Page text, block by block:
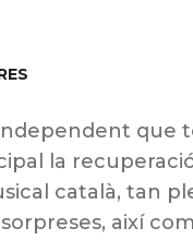
que
la
català, tan
així